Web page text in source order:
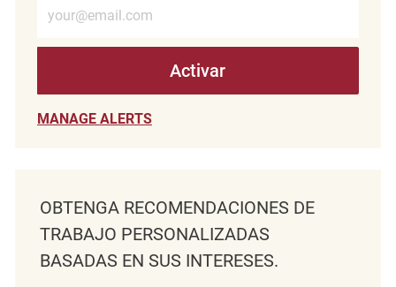
Activar
MANAGE ALERTS
OBTENGA RECOMENDACIONES DE
TRABAJO PERSONALIZADAS
BASADAS EN SUS INTERESES.